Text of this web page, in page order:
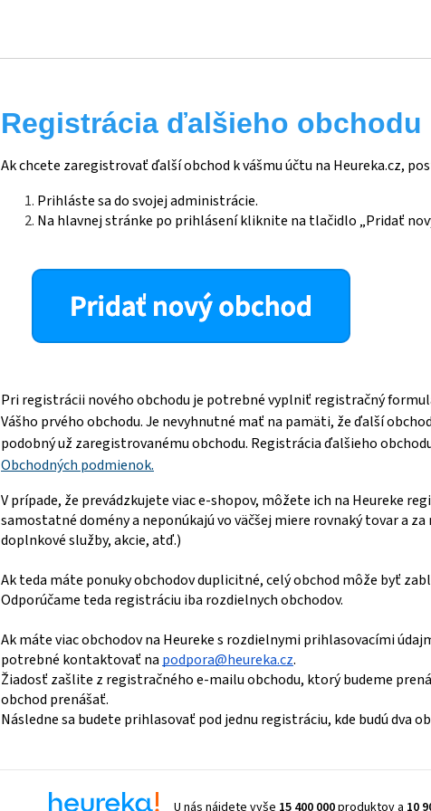
Registrácia ďalšieho obchodu
Ak chcete zaregistrovať ďalší obchod k vášmu účtu na Heureka.cz,
Prihláste sa do svojej administrácie.
Na hlavnej stránke po prihlásení kliknite na tlačidlo „Pridať
Pri registrácii nového obchodu je potrebné vyplniť registračný
Vášho prvého obchodu. Je nevyhnutné mať na pamäti, že ďalší
podobný už zaregistrovanému obchodu. Registrácia ďalšieho
Obchodných podmienok.
V prípade, že prevádzkujete viac e-shopov, môžete ich na Heureke
samostatné domény a neponúkajú vo väčšej miere rovnaký tovar a
doplnkové služby, akcie, atď.)
Ak teda máte ponuky obchodov duplicitné, celý obchod môže byť
Odporúčame teda registráciu iba rozdielnych obchodov.
Ak máte viac obchodov na Heureke s rozdielnymi prihlasovacími
potrebné kontaktovať na podpora@heureka.cz.
Žiadosť zašlite z registračného e-mailu obchodu, ktorý budeme
obchod prenášať.
Následne sa budete prihlasovať pod jednu registráciu, kde budú dva
U nás nájdete vyše 15 400 000produktov a 10